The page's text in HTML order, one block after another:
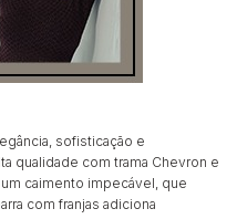
sofisticação e
qualidade com trama Chevron e
caimento impecável, que
com franjas adiciona